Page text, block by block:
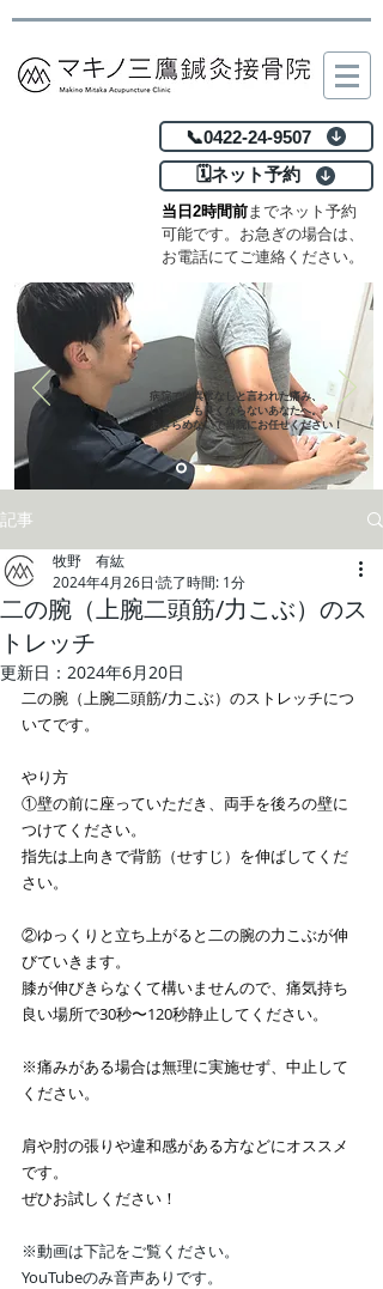
📞0422-24-9507
🗓️ネット予約
当日2時間前までネット予約
可能です。お急ぎの場合は、
お電話にてご連絡ください。
病院では異常なしと言われた痛み、
いつまでも良くならないあなたへ。
あきらめないで当院にお任せください！
記事
二の腕（上腕二頭筋/力こぶ）のス
トレッチ
牧野 有紘
2024年4月26日 読了時間: 1分
更新日： 2024年6月20日
二の腕（上腕二頭筋/力こぶ）のストレッチにつ
いてです。
やり方
①壁の前に座っていただき、両手を後ろの壁に
つけてください。
指先は上向きで背筋（せすじ）を伸ばしてくだ
さい。
②ゆっくりと立ち上がると二の腕の力こぶが伸
びていきます。
膝が伸びきらなくて構いませんので、痛気持ち
良い場所で30秒〜120秒静止してください。
※痛みがある場合は無理に実施せず、中止して
ください。
肩や肘の張りや違和感がある方などにオススメ
です。
ぜひお試しください！
※動画は下記をご覧ください。
YouTubeのみ音声ありです。